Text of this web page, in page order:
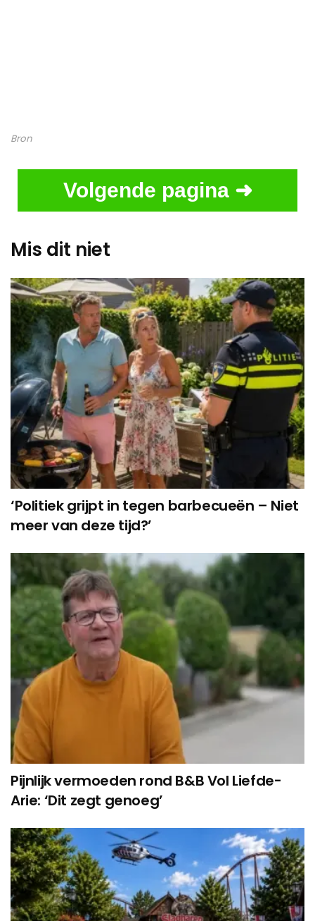
Bron
Volgende pagina ➜
Mis dit niet
‘Politiek grijpt in tegen barbecueën – Niet
meer van deze tijd?’
Pijnlijk vermoeden rond B&B Vol Liefde-
Arie: ‘Dit zegt genoeg’